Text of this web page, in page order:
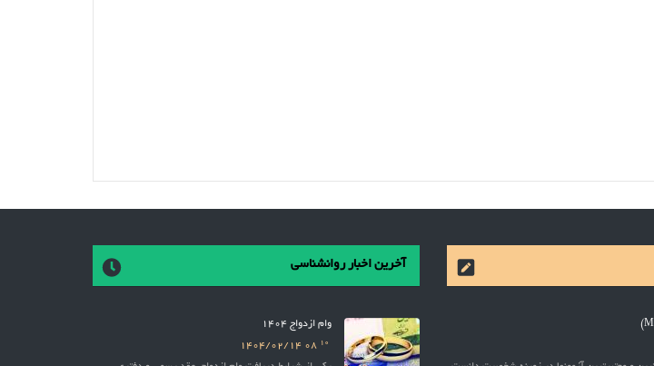
آخرین اخبار روانشناسی
وام ازدواج 1404
10
1404/02/14